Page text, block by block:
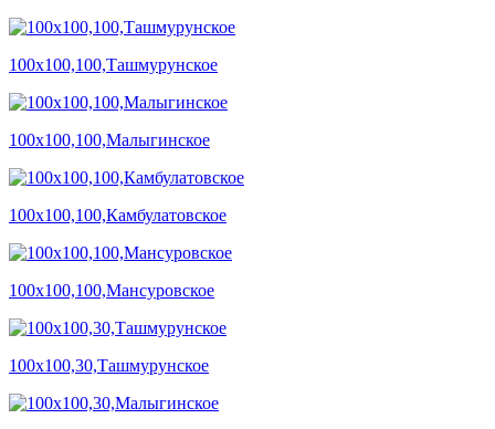
100х100,100,Ташмурунское
100х100,100,Малыгинское
100х100,100,Камбулатовское
100х100,100,Мансуровское
100х100,30,Ташмурунское